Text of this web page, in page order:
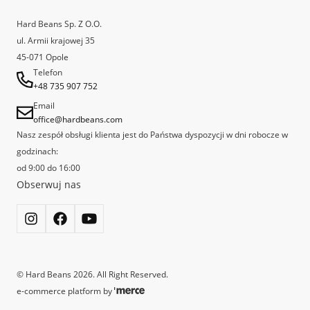
miejsca, które uznane zostało przez Specialty Coffee Association Poland
za najlepszą kawiarnię Speciality w Polsce.
Hard Beans Sp. Z O.O.
ul. Armii krajowej 35
45-071 Opole
Telefon
+48 735 907 752
Email
office@hardbeans.com
Nasz zespół obsługi klienta jest do Państwa dyspozycji w dni robocze w
godzinach:
od 9:00 do 16:00
Obserwuj nas
© Hard Beans 2026. All Right Reserved.
e-commerce platform by